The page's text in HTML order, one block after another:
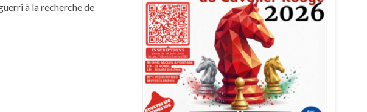
à la recherche de